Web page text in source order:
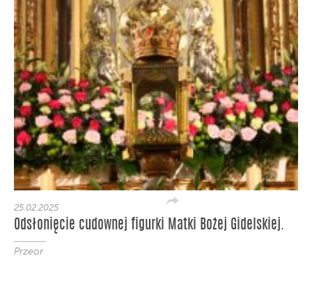
25.02.2025
Odsłonięcie cudownej figurki Matki Bożej Gidelskiej.
Przeor